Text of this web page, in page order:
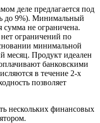
деле предлагается под
до 9%). Минимальный
сумма не ограничена.
ограничений по
минимальной
месяц. Продукт идеален
банковскими
в течение 2-х
позволяет
нескольких финансовых